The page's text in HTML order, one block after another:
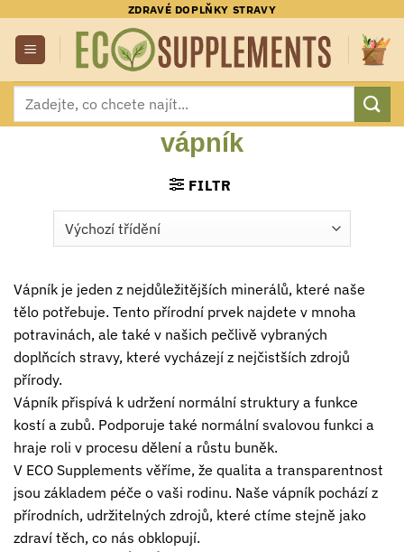
obsah
ZDRAVÉ DOPLŇKY STRAVY
Hledat:
vápník
FILTR
Vápník je jeden z nejdůležitějších minerálů, které naše
tělo potřebuje. Tento přírodní prvek najdete v mnoha
potravinách, ale také v našich pečlivě vybraných
doplňcích stravy, které vycházejí z nejčistších zdrojů
přírody.
Vápník přispívá k udržení normální struktury a funkce
kostí a zubů. Podporuje také normální svalovou funkci a
hraje roli v procesu dělení a růstu buněk.
V ECO Supplements věříme, že qualita a transparentnost
jsou základem péče o vaši rodinu. Naše vápník pochází z
přírodních, udržitelných zdrojů, které ctíme stejně jako
zdraví těch, co nás obklopují.